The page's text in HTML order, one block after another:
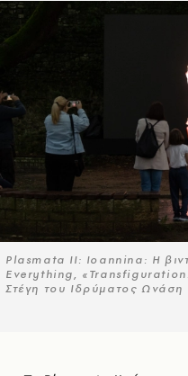
Plasmata II: Ioannina: Η
Everything,
Στέγη του Ιδρύματος Ωνάση